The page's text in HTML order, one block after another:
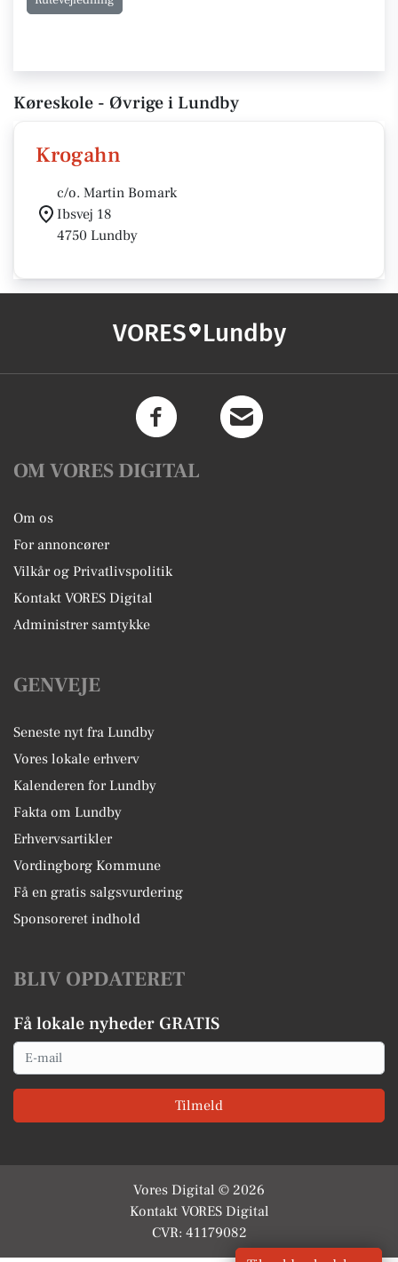
Køreskole - Øvrige i Lundby
Krogahn
c/o. Martin Bomark
Ibsvej 18
4750 Lundby
VORES Lundby
OM VORES DIGITAL
Om os
For annoncører
Vilkår og Privatlivspolitik
Kontakt VORES Digital
Administrer samtykke
GENVEJE
Seneste nyt fra Lundby
Vores lokale erhverv
Kalenderen for Lundby
Fakta om Lundby
Erhvervsartikler
Vordingborg Kommune
Få en gratis salgsvurdering
Sponsoreret indhold
BLIV OPDATERET
Få lokale nyheder GRATIS
Email
Tilmeld
Vores Digital © 2026
Kontakt VORES Digital
CVR: 41179082